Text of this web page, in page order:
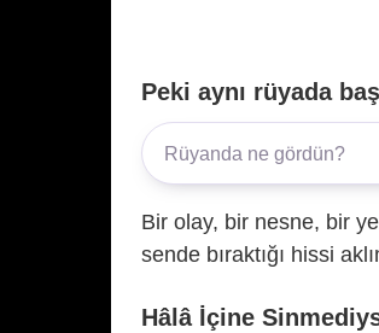
Peki aynı rüyada
Bir olay, bir nesne, bir
sende bıraktığı hissi
Hâlâ İçine